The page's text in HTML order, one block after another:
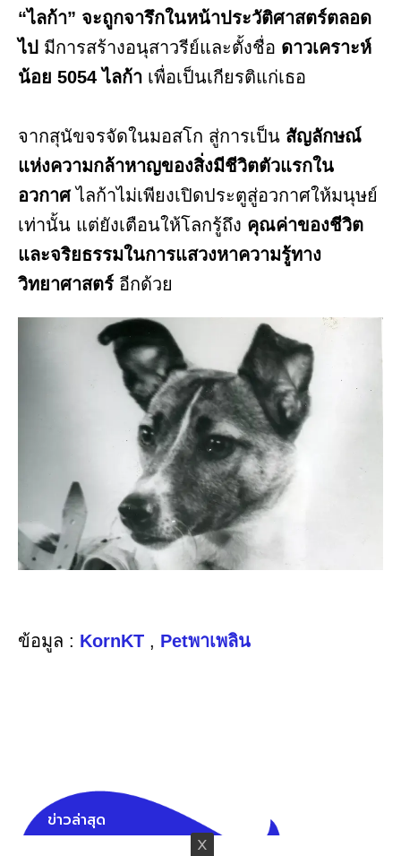
“ไลก้า” จะถูกจารึกในหน้าประวัติศาสตร์ตลอด
ไป มีการสร้างอนุสาวรีย์และตั้งชื่อ ดาวเคราะห์
น้อย 5054 ไลก้า เพื่อเป็นเกียรติแก่เธอ
จากสุนัขจรจัดในมอสโก สู่การเป็น สัญลักษณ์
แห่งความกล้าหาญของสิ่งมีชีวิตตัวแรกใน
อวกาศไลก้าไม่เพียงเปิดประตูสู่อวกาศให้มนุษย์
เท่านั้น แต่ยังเตือนให้โลกรู้ถึง คุณค่าของชีวิต
และจริยธรรมในการแสวงหาความรู้ทาง
วิทยาศาสตร์ อีกด้วย
ข้อมูล : KornKT , Petพาเพลิน
ข่าวล่าสุด